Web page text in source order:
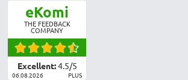
eKomi
THE FEEDBACK
COMPANY
Excellent:4.5/5
06.08.2026 PLUS